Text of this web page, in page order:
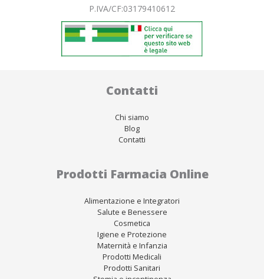
P.IVA/CF:03179410612
Contatti
Chi siamo
Blog
Contatti
Prodotti Farmacia Online
Alimentazione e Integratori
Salute e Benessere
Cosmetica
Igiene e Protezione
Maternità e Infanzia
Prodotti Medicali
Prodotti Sanitari